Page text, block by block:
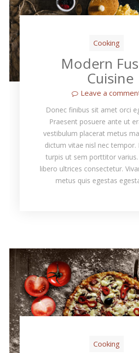
Cooking
Modern
Cuisine
Leave a
Donec finibus sit amet orci
Praesent posuere ante ut
vestibulum placerat metus
dictum vitae nisl nec tempor.
turpis ut sem porttitor varius.
libero ultrices consectetur.
metus quis egestas
Cooking